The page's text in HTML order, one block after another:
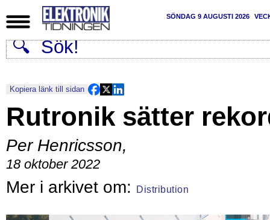
SÖNDAG 9 AUGUSTI 2026
Kopiera länk till sidan
Rutronik sätter
Per Henricsson,
18 oktober 2022
Distribution